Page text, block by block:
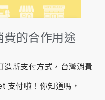
的合作用途
造新支付方式，台灣消費
支付啦！你知道嗎，